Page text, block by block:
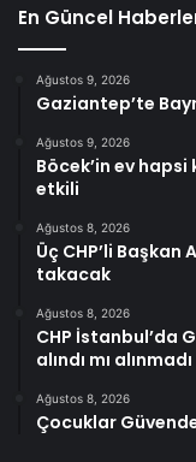
En Güncel
Ağustos 9, 2026
Gaziantep’te
Ağustos 9, 2026
Böcek’in ev
etkili
Ağustos 8, 2026
Üç CHP’li Başkan
takacak
Ağustos 8, 2026
CHP İstanbul’da
alındı mı alınmadı
Ağustos 8, 2026
Çocuklar